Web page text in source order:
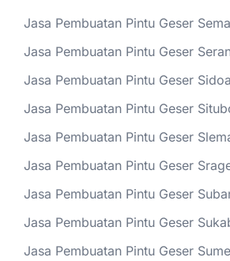
Jasa Pembuatan Pintu Geser
Jasa Pembuatan Pintu Geser
Jasa Pembuatan Pintu Geser
Jasa Pembuatan Pintu Geser
Jasa Pembuatan Pintu Geser
Jasa Pembuatan Pintu Geser
Jasa Pembuatan Pintu Geser
Jasa Pembuatan Pintu Geser
Jasa Pembuatan Pintu Geser